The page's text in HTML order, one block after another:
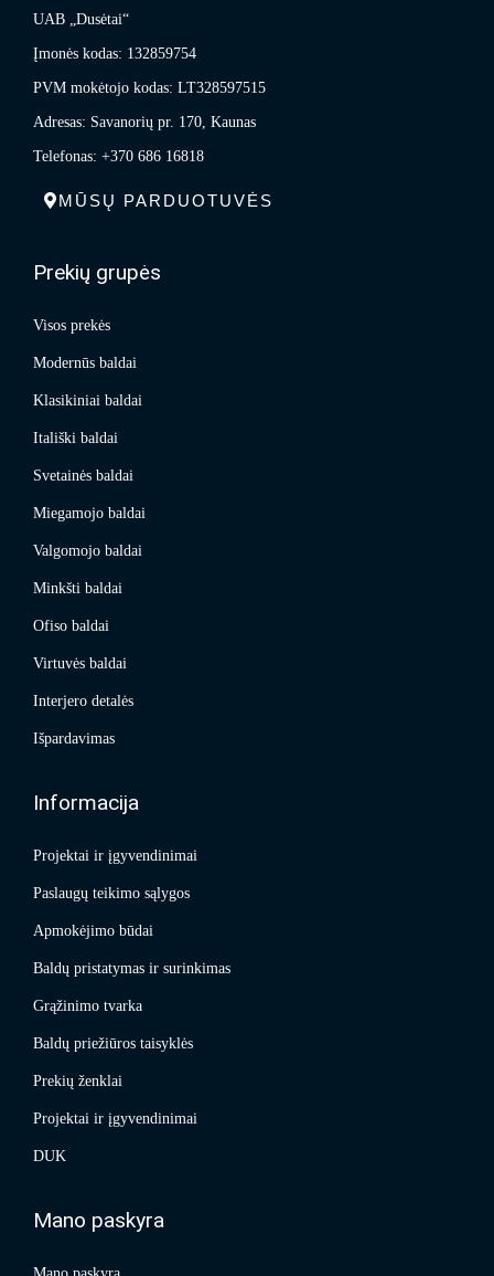
UAB „Dusėtai“
Įmonės kodas: 132859754
PVM mokėtojo kodas: LT328597515
Adresas: Savanorių pr. 170, Kaunas
Telefonas: +370 686 16818
MŪSŲ PARDUOTUVĖS
Prekių grupės
Visos prekės
Modernūs baldai
Klasikiniai baldai
Itališki baldai
Svetainės baldai
Miegamojo baldai
Valgomojo baldai
Minkšti baldai
Ofiso baldai
Virtuvės baldai
Interjero detalės
Išpardavimas
Informacija
Projektai ir įgyvendinimai
Paslaugų teikimo sąlygos
Apmokėjimo būdai
Baldų pristatymas ir surinkimas
Grąžinimo tvarka
Baldų priežiūros taisyklės
Prekių ženklai
Projektai ir įgyvendinimai
DUK
Mano paskyra